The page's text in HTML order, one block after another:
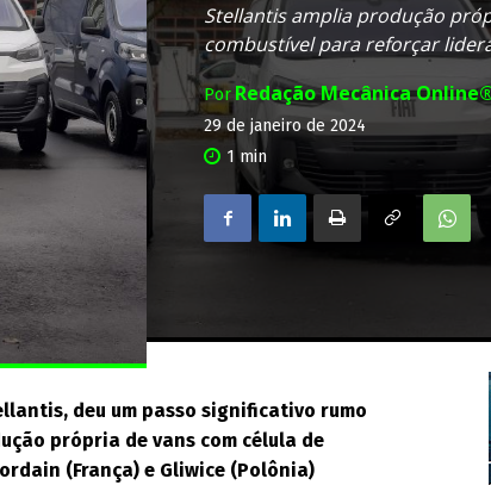
Stellantis amplia produção
combustível para reforçar
Por Redação Mecânica
29 de janeiro de 2024
1 min
deu um passo significativo rumo
própria de vans com célula de
(França) e Gliwice (Polônia)